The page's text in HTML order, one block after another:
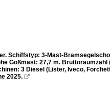
Schiffstyp: 3-Mast-
Goßmast: 27,7 m.
3 Diesel (Lister, Iveco,
2025. 